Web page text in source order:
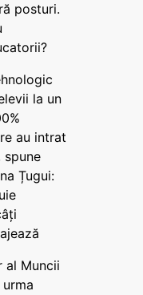
posturi.
la un
au intrat
spune
Țugui:
al Muncii